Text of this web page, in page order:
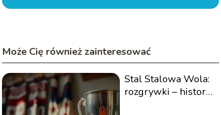
Może Cię również zainteresować
Stal Stalowa Wola:
rozgrywki – historia